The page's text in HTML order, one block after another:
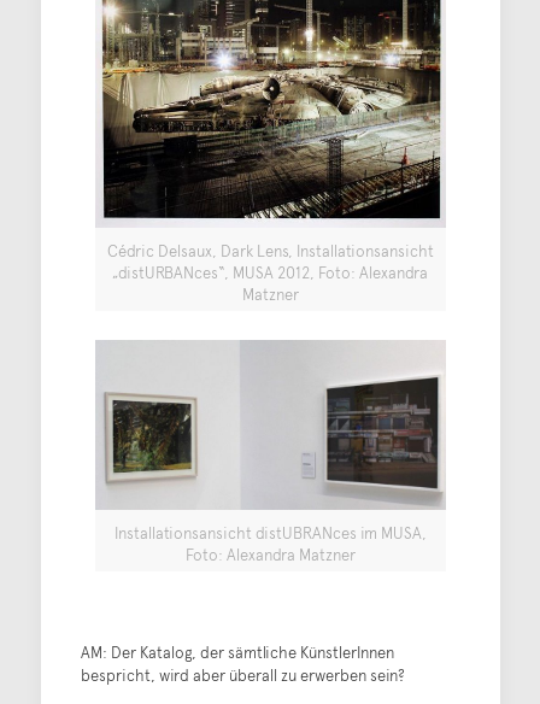
Cédric Delsaux, Dark Lens, Installationsansicht
„distURBANces“, MUSA 2012, Foto: Alexandra
Matzner
Installationsansicht distUBRANces im MUSA,
Foto: Alexandra Matzner
AM: Der Katalog, der sämtliche KünstlerInnen
bespricht, wird aber überall zu erwerben sein?